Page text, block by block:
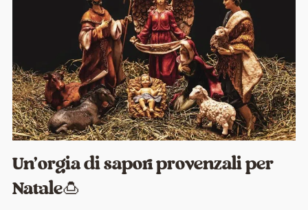
Un’orgia di sapori provenzali per
Natale🍮